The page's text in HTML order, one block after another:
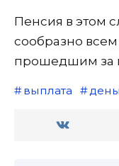
Пенсия в этом
сообразно
прошедшим за
выплата